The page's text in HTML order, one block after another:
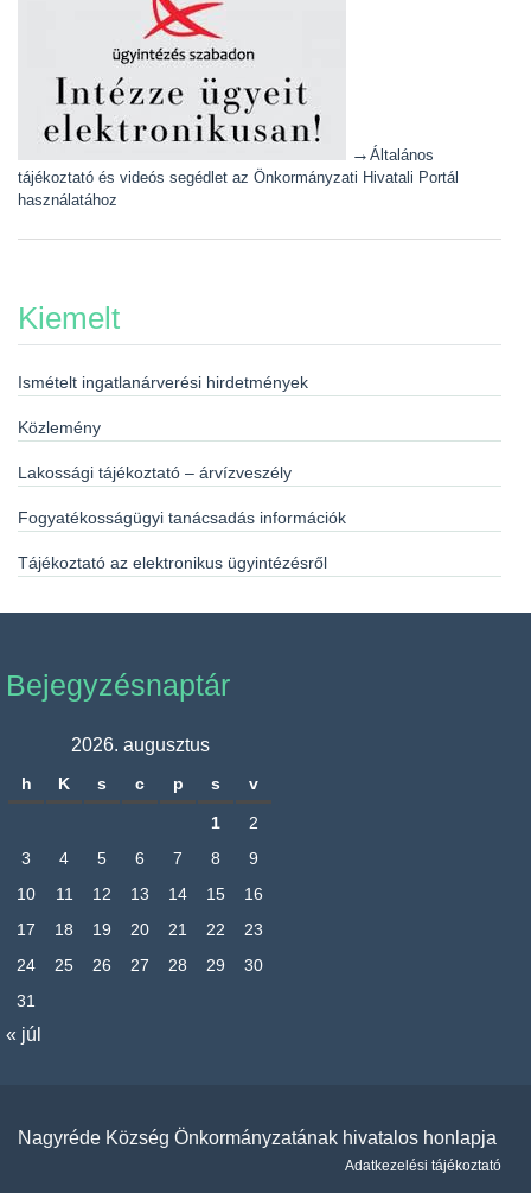
→ Általános
tájékoztató és videós segédlet az Önkormányzati Hivatali Portál
használatához
Kiemelt
Ismételt ingatlanárverési hirdetmények
Közlemény
Lakossági tájékoztató – árvízveszély
Fogyatékosságügyi tanácsadás információk
Tájékoztató az elektronikus ügyintézésről
Bejegyzésnaptár
2026. augusztus
h K s c p s v
1
2
3
4 5 6 7 8
9
10
11 12 13 14 15
16
17
18 19 20 21 22
23
24
25 26 27 28 29
30
31
« júl
Nagyréde Község Önkormányzatának hivatalos honlapja
Adatkezelési tájékoztató